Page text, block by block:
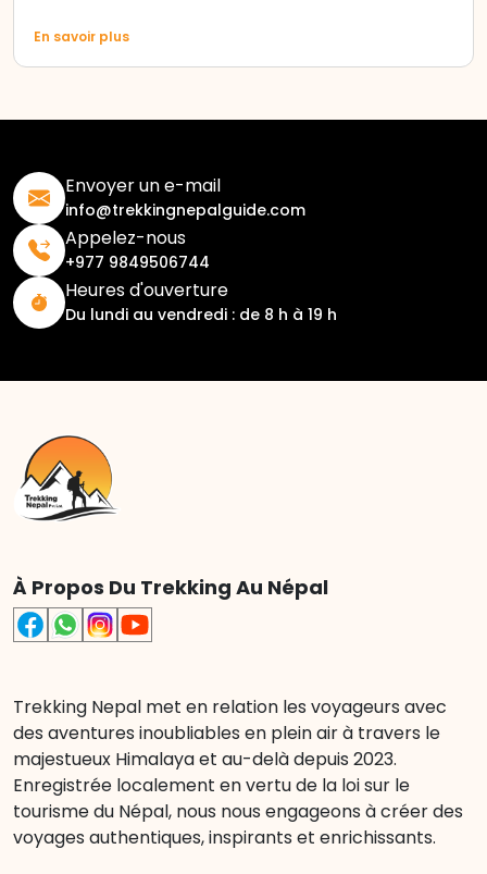
Népal.
En savoir plus
Envoyer un e-mail
info@trekkingnepalguide.com
Appelez-nous
+977 9849506744
Heures d'ouverture
Du lundi au vendredi : de 8 h à 19 h
À Propos Du Trekking Au Népal
Trekking Nepal met en relation les voyageurs avec
des aventures inoubliables en plein air à travers le
majestueux Himalaya et au-delà depuis 2023.
Enregistrée localement en vertu de la loi sur le
tourisme du Népal, nous nous engageons à créer des
voyages authentiques, inspirants et enrichissants.